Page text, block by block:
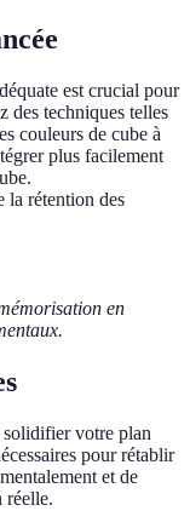
est crucial pour
techniques telles
couleurs de cube à
plus facilement
la rétention des
en
solidifier votre plan
pour rétablir
et de
réelle.